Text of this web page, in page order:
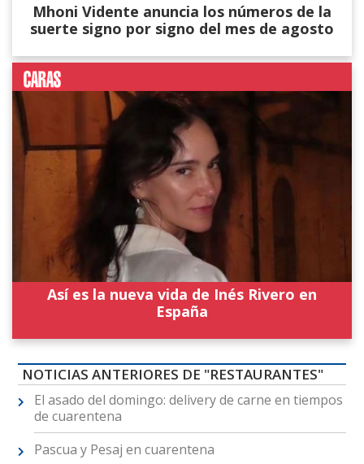
Mhoni Vidente anuncia los números de la
suerte signo por signo del mes de agosto
Así es la nueva vida de Inés Rivero en
España
NOTICIAS ANTERIORES DE "RESTAURANTES"
El asado del domingo: delivery de carne en tiempos
de cuarentena
Pascua y Pesaj en cuarentena